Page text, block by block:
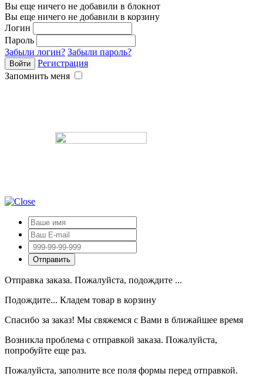
Вы еще ничего не добавили в блокнот
Вы еще ничего не добавили в корзину
Логин
Пароль
Забыли логин? Забыли пароль?
Регистрация
Запомнить меня
Отправка заказа. Пожалуйста, подождите ...
Подождите... Кладем товар в корзину
Спасибо за заказ! Мы свяжемся с Вами в ближайшее время
Возникла проблема с отправкой заказа. Пожалуйста,
попробуйте еще раз.
Пожалуйста, заполните все поля формы перед отправкой.